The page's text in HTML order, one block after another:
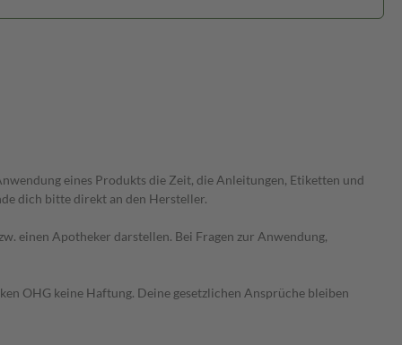
eines Produkts die Zeit, die Anleitungen, Etiketten und
dich bitte direkt an den Hersteller.
einen Apotheker darstellen. Bei Fragen zur Anwendung,
OHG keine Haftung. Deine gesetzlichen Ansprüche bleiben